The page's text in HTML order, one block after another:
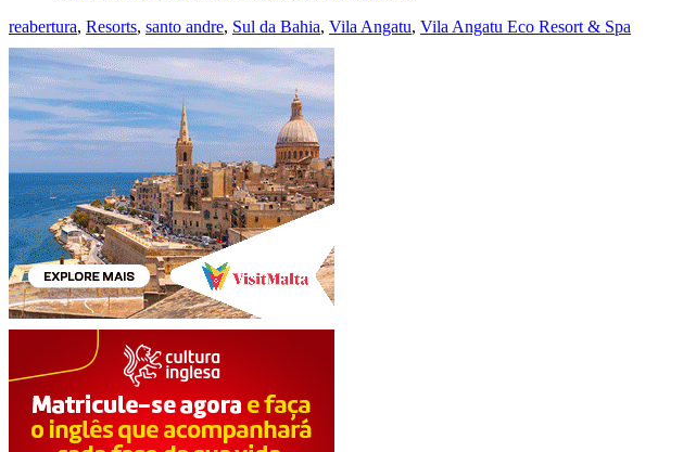
reabertura, Resorts, santo andre, Sul da Bahia, Vila Angatu, Vila Angatu Eco Resort & Spa